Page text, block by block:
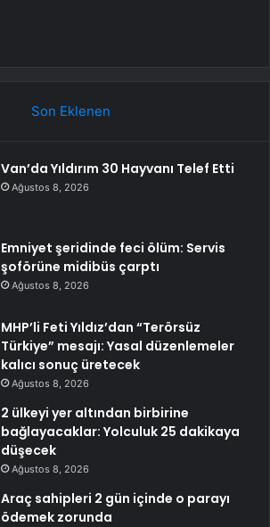
Son Eklenen
Van’da Yıldırım 30 Hayvanı Telef Etti
Ağustos 8, 2026
Emniyet şeridinde feci ölüm: Servis
şoförüne midibüs çarptı
Ağustos 8, 2026
MHP’li Feti Yıldız’dan “Terörsüz
Türkiye” mesajı: Yasal düzenlemeler
kalıcı sonuç üretecek
Ağustos 8, 2026
2 ülkeyi yer altından birbirine
bağlayacaklar: Yolculuk 25 dakikaya
düşecek
Ağustos 8, 2026
Araç sahipleri 2 gün içinde o parayı
ödemek zorunda